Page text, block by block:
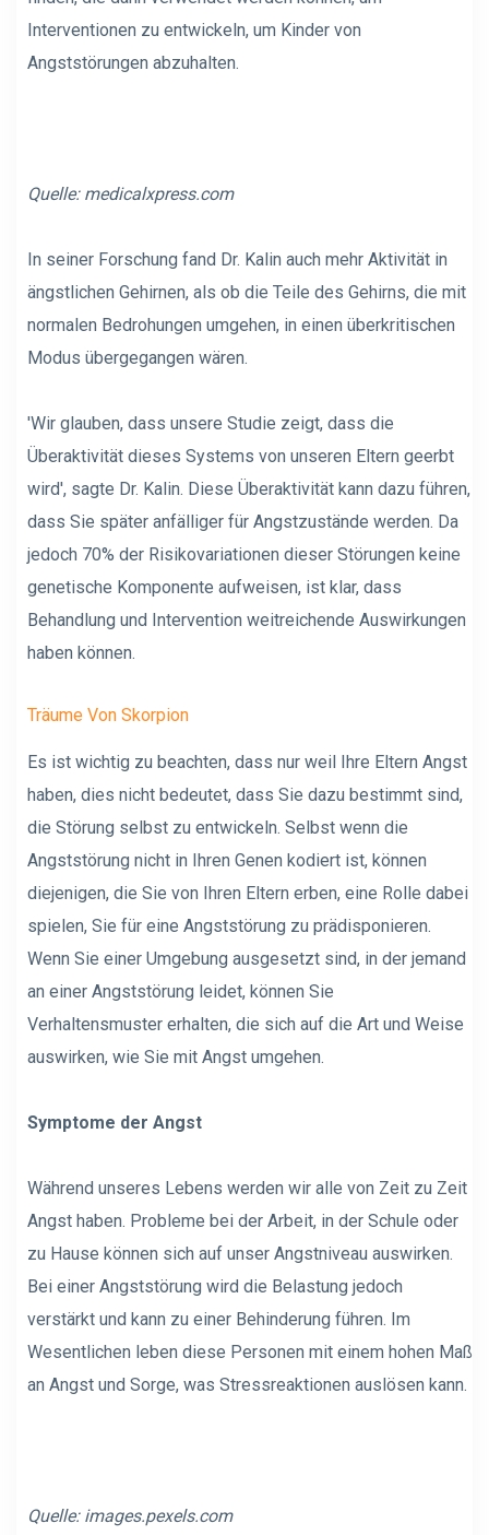
Interventionen zu entwickeln, um Kinder von
Angststörungen abzuhalten.
Quelle: medicalxpress.com
In seiner Forschung fand Dr. Kalin auch mehr Aktivität in
ängstlichen Gehirnen, als ob die Teile des Gehirns, die mit
normalen Bedrohungen umgehen, in einen überkritischen
Modus übergegangen wären.
'Wir glauben, dass unsere Studie zeigt, dass die
Überaktivität dieses Systems von unseren Eltern geerbt
wird', sagte Dr. Kalin. Diese Überaktivität kann dazu führen,
dass Sie später anfälliger für Angstzustände werden. Da
jedoch 70% der Risikovariationen dieser Störungen keine
genetische Komponente aufweisen, ist klar, dass
Behandlung und Intervention weitreichende Auswirkungen
haben können.
Träume Von Skorpion
Es ist wichtig zu beachten, dass nur weil Ihre Eltern Angst
haben, dies nicht bedeutet, dass Sie dazu bestimmt sind,
die Störung selbst zu entwickeln. Selbst wenn die
Angststörung nicht in Ihren Genen kodiert ist, können
diejenigen, die Sie von Ihren Eltern erben, eine Rolle dabei
spielen, Sie für eine Angststörung zu prädisponieren.
Wenn Sie einer Umgebung ausgesetzt sind, in der jemand
an einer Angststörung leidet, können Sie
Verhaltensmuster erhalten, die sich auf die Art und Weise
auswirken, wie Sie mit Angst umgehen.
Symptome der Angst
Während unseres Lebens werden wir alle von Zeit zu Zeit
Angst haben. Probleme bei der Arbeit, in der Schule oder
zu Hause können sich auf unser Angstniveau auswirken.
Bei einer Angststörung wird die Belastung jedoch
verstärkt und kann zu einer Behinderung führen. Im
Wesentlichen leben diese Personen mit einem hohen Maß
an Angst und Sorge, was Stressreaktionen auslösen kann.
Quelle: images.pexels.com